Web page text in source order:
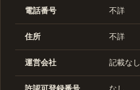
電話番号 不詳
住所 不詳
運営会社 記載なし
許認可登録番号 なし